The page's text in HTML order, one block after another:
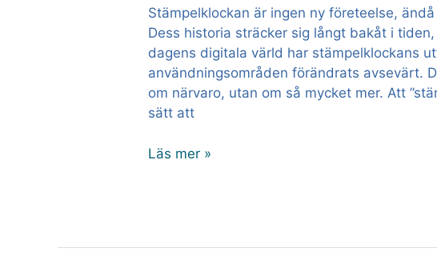
Stämpelklockan är ingen ny företeelse,
Dess historia sträcker sig långt bakåt i
dagens digitala värld har stämpelklockans
användningsområden förändrats avsevärt.
om närvaro, utan om så mycket mer. Att
sätt att
Läs mer »